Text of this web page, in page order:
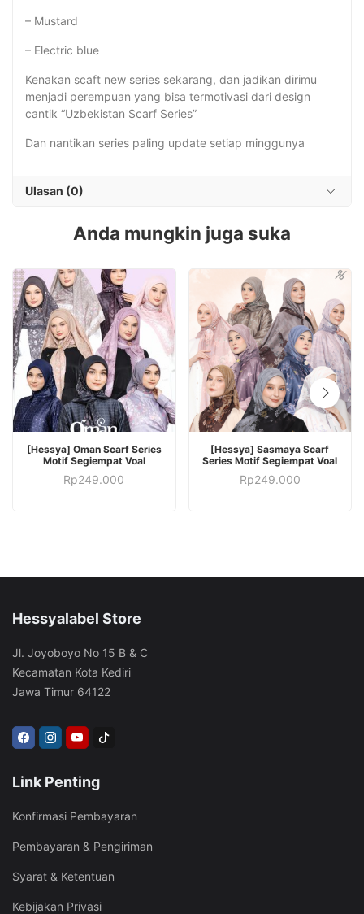
– Mustard
– Electric blue
Kenakan scaft new series sekarang, dan jadikan dirimu
menjadi perempuan yang bisa termotivasi dari design
cantik “Uzbekistan Scarf Series”
Dan nantikan series paling update setiap minggunya
Ulasan (0)
Anda mungkin juga suka
PILIH OPSI
[Hessya] Oman Scarf Series
Motif Segiempat Voal
Rp249.000
PILIH OPSI
[Hessya] Sasmaya Scarf
Series Motif Segiempat Voal
Rp249.000
Hessyalabel Store
Jl. Joyoboyo No 15 B & C
Kecamatan Kota Kediri
Jawa Timur 64122
Link Penting
Konfirmasi Pembayaran
Pembayaran & Pengiriman
Syarat & Ketentuan
Kebijakan Privasi